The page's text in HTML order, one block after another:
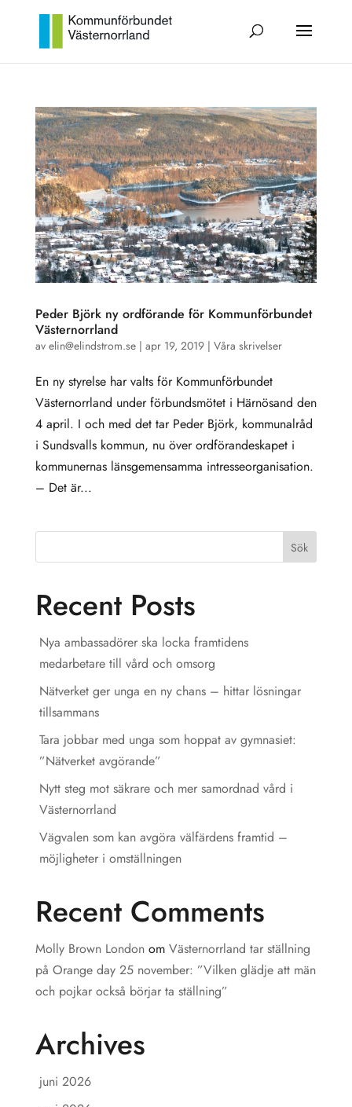
Peder Björk ny ordförande för Kommunförbundet
Västernorrland
av elin@elindstrom.se| apr 19, 2019| Våra skrivelser
En ny styrelse har valts för Kommunförbundet
Västernorrland under förbundsmötet i Härnösand den
4 april. I och med det tar Peder Björk, kommunalråd
i Sundsvalls kommun, nu över ordförandeskapet i
kommunernas länsgemensamma intresseorganisation.
– Det är...
Sök
Recent Posts
Nya ambassadörer ska locka framtidens
medarbetare till vård och omsorg
Nätverket ger unga en ny chans – hittar lösningar
tillsammans
Tara jobbar med unga som hoppat av gymnasiet:
”Nätverket avgörande”
Nytt steg mot säkrare och mer samordnad vård i
Västernorrland
Vägvalen som kan avgöra välfärdens framtid –
möjligheter i omställningen
Recent Comments
Molly Brown Londonom Västernorrland tar ställning
på Orange day 25 november: ”Vilken glädje att män
och pojkar också börjar ta ställning”
Archives
juni 2026